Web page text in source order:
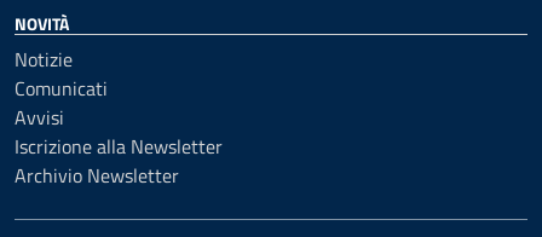
NOVITÀ
Notizie
Comunicati
Avvisi
Iscrizione alla Newsletter
Archivio Newsletter